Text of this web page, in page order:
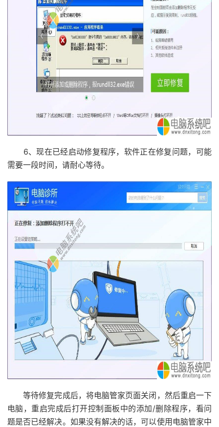
6、现在已经启动修复程序，软件正在修复问题，可能
需要一段时间，请耐心等待。
等待修复完成后，将电脑管家页面关闭，然后重启一下
电脑，重启完成后打开控制面板中的添加/删除程序，看问
题是否已经解决。如果没有解决的话，可以使用电脑管家中